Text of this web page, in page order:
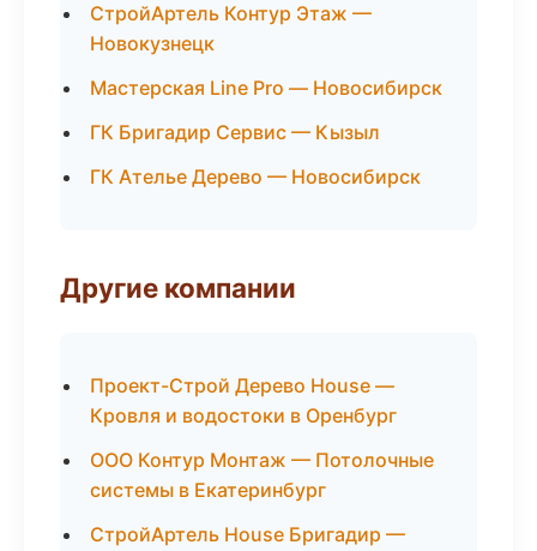
СтройАртель Контур Этаж —
Новокузнецк
Мастерская Line Pro — Новосибирск
ГК Бригадир Сервис — Кызыл
ГК Ателье Дерево — Новосибирск
Другие компании
Проект-Строй Дерево House —
Кровля и водостоки в Оренбург
ООО Контур Монтаж — Потолочные
системы в Екатеринбург
СтройАртель House Бригадир —